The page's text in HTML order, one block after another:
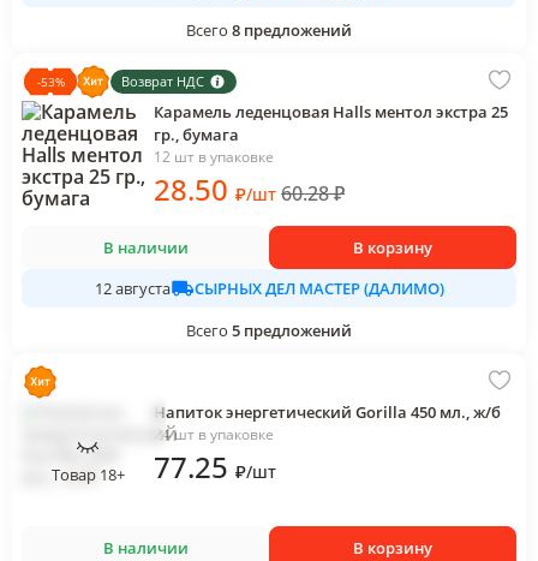
Всего 8 предложений
-53% Возврат НДС
Карамель леденцовая Halls ментол экстра 25
гр., бумага
12 шт в упаковке
28.50 ₽/шт 60.28₽
В наличии
В корзину
12 августа
СЫРНЫХ ДЕЛ МАСТЕР (ДАЛИМО)
Всего 5 предложений
Товар 18+
Напиток энергетический Gorilla 450 мл., ж/б
24 шт в упаковке
77.25 ₽/шт
В наличии В корзину